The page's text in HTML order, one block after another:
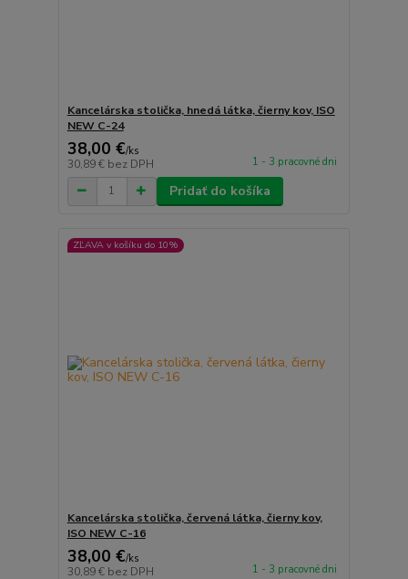
Kancelárska stolička, hnedá látka, čierny kov, ISO
NEW C-24
38,00 €/ks
30,89 € bez DPH 1 - 3 pracovné dni
Pridať do košíka
ZĽAVA v košíku do 10%
Kancelárska stolička, červená látka, čierny kov,
ISO NEW C-16
38,00 €/ks
30,89 € bez DPH 1 - 3 pracovné dni